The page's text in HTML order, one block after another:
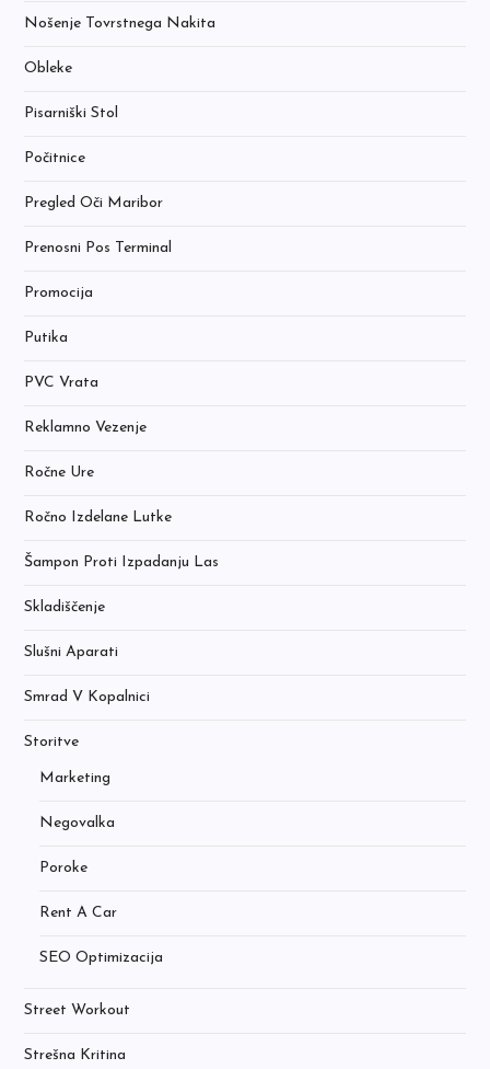
Nošenje Tovrstnega Nakita
Obleke
Pisarniški Stol
Počitnice
Pregled Oči Maribor
Prenosni Pos Terminal
Promocija
Putika
PVC Vrata
Reklamno Vezenje
Ročne Ure
Ročno Izdelane Lutke
Šampon Proti Izpadanju Las
Skladiščenje
Slušni Aparati
Smrad V Kopalnici
Storitve
Marketing
Negovalka
Poroke
Rent A Car
SEO Optimizacija
Street Workout
Strešna Kritina